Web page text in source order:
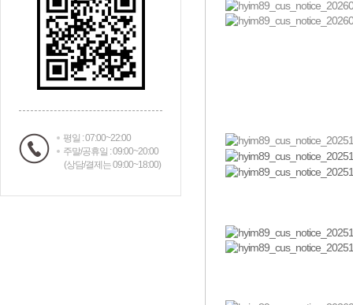
평일 : 07:00~22:00
주말/공휴일 : 09:00~20:00
(상담/결제는 09:00~18:00)